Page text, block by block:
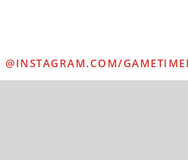
@INSTAGRAM.COM/